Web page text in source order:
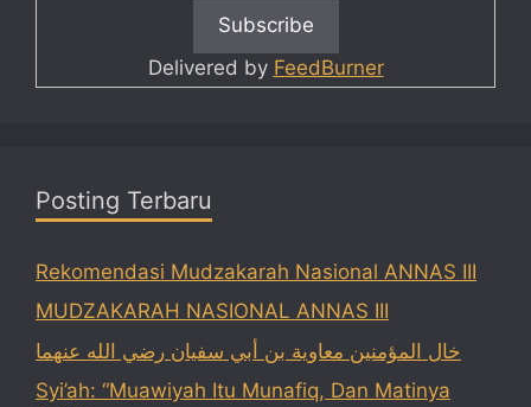
Delivered by FeedBurner
Posting Terbaru
Rekomendasi Mudzakarah Nasional ANNAS III
MUDZAKARAH NASIONAL ANNAS III
خال المؤمنين معاوية بن أبي سفيان رضي الله عنهما
Syi’ah: “Muawiyah Itu Munafiq, Dan Matinya